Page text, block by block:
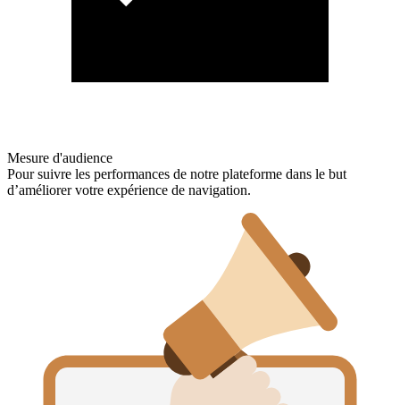
Mesure d'audience
Pour suivre les performances de notre plateforme dans le but
d’améliorer votre expérience de navigation.